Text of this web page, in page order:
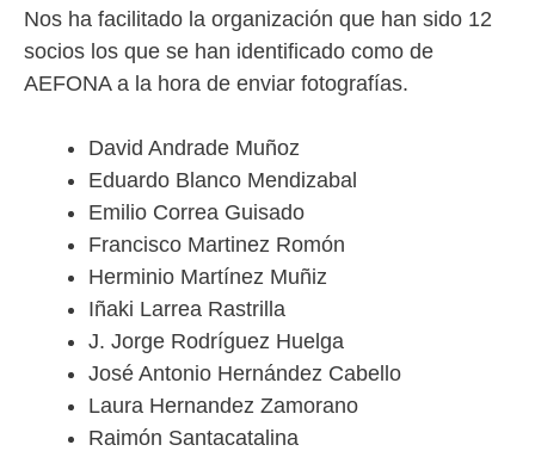
Nos ha facilitado la organización que han sido 12
socios los que se han identificado como de
AEFONA a la hora de enviar fotografías.
David Andrade Muñoz
Eduardo Blanco Mendizabal
Emilio Correa Guisado
Francisco Martinez Romón
Herminio Martínez Muñiz
Iñaki Larrea Rastrilla
J. Jorge Rodríguez Huelga
José Antonio Hernández Cabello
Laura Hernandez Zamorano
Raimón Santacatalina